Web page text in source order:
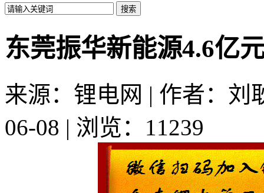
东莞振华新能源4.6亿
来源：锂电网 | 作者：刘
06-08 | 浏览：11239